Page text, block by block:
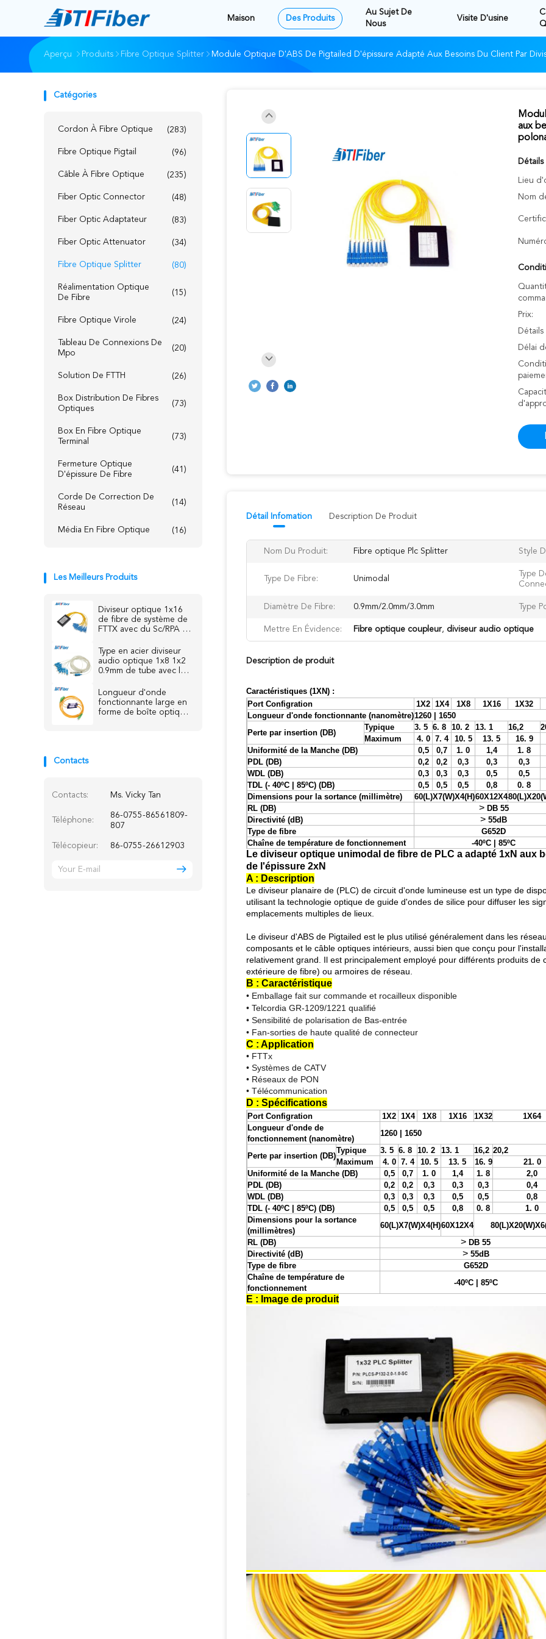
Maison Des Produits
Au Sujet De
Nous
Visite D'usine
Aperçu Produits Fibre Optique Splitter Module Optique D'ABS De Pigtailed D'épissure Adapté Aux Besoins Du Client Par
Catégories
Cordon À Fibre Optique (283)
Fibre Optique Pigtail (96)
Câble À Fibre Optique (235)
Fiber Optic Connector (48)
Fiber Optic Adaptateur (83)
Fiber Optic Attenuator (34)
Fibre Optique Splitter (80)
Réalimentation Optique
De Fibre
(15)
Fibre Optique Virole (24)
Tableau De Connexions De
Mpo
(20)
Solution De FTTH (26)
Box Distribution De Fibres
Optiques
(73)
Box En Fibre Optique
Terminal
(73)
Fermeture Optique
D'épissure De Fibre
(41)
Corde De Correction De
Réseau
(14)
Média En Fibre Optique (16)
Les Meilleurs Produits
Diviseur optique 1x16
de fibre de système de
FTTX avec du Sc/RPA de
Type en acier diviseur
audio optique 1x8 1x2
0.9mm de tube avec le
RPA
Longueur d'onde
fonctionnante large en
forme de boîte optique
Contacts
Contacts: Ms. Vicky Tan
Téléphone:
86-0755-86561809-
807
Télécopieur: 86-0755-26612903
aux
Lieu
Nom
Prix:
Délai
Détail Infomation Description De Produit
Nom Du Produit: Fibre optique Plc Splitter Style
Type De Fibre: Unimodal
Type
Diamètre De Fibre: 0.9mm/2.0mm/3.0mm Type
Mettre En Évidence: Fibre optique coupleur, diviseur audio optique
Description de produit
Caractéristiques (1XN) :
Port Configration
1X2 1X4 1X8 1X16
1X32
Longueur d'onde fonctionnante (nanomètre)1260 | 1650
Perte par insertion (DB)
Typique 3. 5 6. 8 10. 2 13. 1 16,2
Maximum
4. 0 7. 4 10. 5 13. 5 16. 9
Uniformité de la Manche (DB)
0,5 0,7 1. 0 1,4 1. 8
PDL (DB)
0,2 0,2 0,3 0,3
0,3
WDL (DB)
0,3 0,3 0,3 0,5
0,5
TDL (- 40ºC | 85ºC) (DB)
0,5 0,5 0,5 0,8 0. 8
Dimensions pour la sortance (millimètre) 60(L)X7(W)X4(H)60X12X480(L)X20
RL (DB)
> DB 55
Directivité (dB)
> 55dB
Type de fibre
G652D
Chaîne de température de fonctionnement
-40ºC | 85ºC
Le diviseur optique unimodal de fibre de PLC a adapté 1xN aux
de l'épissure 2xN
A : Description
Le diviseur planaire de (PLC) de circuit d'onde lumineuse est un type de
utilisant la technologie optique de guide d'ondes de silice pour diffuser les
emplacements multiples de lieux.
Le diviseur d'ABS de Pigtailed est le plus utilisé généralement dans les
composants et le câble optiques intérieurs, aussi bien que conçu pour
relativement grand. Il est principalement employé pour différents produits
extérieure de fibre) ou armoires de réseau.
B : Caractéristique
• Emballage fait sur commande et rocailleux disponible
• Telcordia GR-1209/1221 qualifié
• Sensibilité de polarisation de Bas-entrée
• Fan-sorties de haute qualité de connecteur
C : Application
• FTTx
• Systèmes de CATV
• Réseaux de PON
• Télécommunication
D : Spécifications
Port Configration 1X2 1X4 1X8 1X16 1X32
1X64
Longueur d'onde de
fonctionnement (nanomètre)
1260 | 1650
Perte par insertion (DB)
Typique 3. 5 6. 8 10. 2 13. 1 16,2 20,2
Maximum
4. 0 7. 4 10. 5 13. 5 16. 9 21. 0
Uniformité de la Manche (DB)
0,5 0,7 1. 0 1,4 1. 8
2,0
PDL (DB)
0,2 0,2 0,3 0,3 0,3
0,4
WDL (DB)
0,3 0,3 0,3 0,5 0,5
0,8
TDL (- 40ºC | 85ºC) (DB)
0,5 0,5 0,5 0,8 0. 8 1. 0
Dimensions pour la sortance
(millimètres)
60(L)X7(W)X4(H)60X12X4 80(L)X20(W)X6
RL (DB)
> DB 55
Directivité (dB)
> 55dB
Type de fibre
G652D
Chaîne de température de
fonctionnement
-40ºC | 85ºC
E : Image de produit